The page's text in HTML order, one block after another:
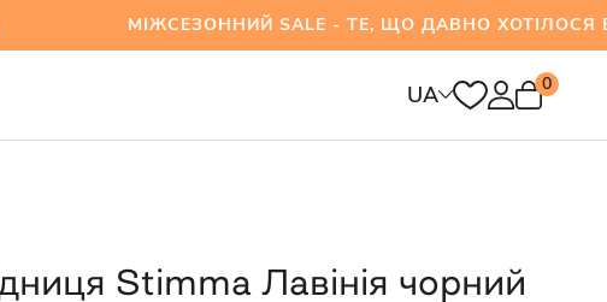
МІЖСЕЗОННИЙ SALE - ТЕ, ЩО ДАВНО ХОТІЛОСЯ
UA 0
Stimma Лавінія чорний